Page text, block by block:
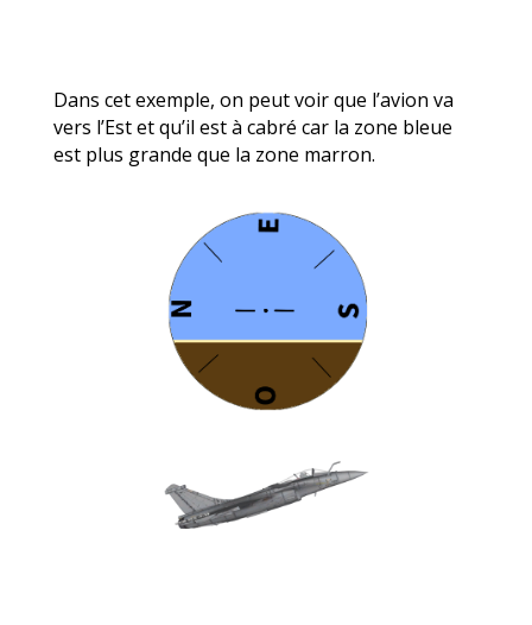
Dans cet exemple, on peut voir que l’avion va
vers l’Est et qu’il est à cabré car la zone bleue
est plus grande que la zone marron.